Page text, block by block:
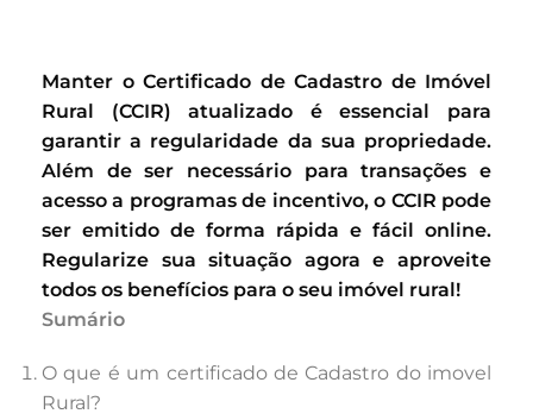
Manter o Certificado de Cadastro de Imóvel
Rural (CCIR) atualizado é essencial para
garantir a regularidade da sua propriedade.
Além de ser necessário para transações e
acesso a programas de incentivo, o CCIR pode
ser emitido de forma rápida e fácil online.
Regularize sua situação agora e aproveite
todos os benefícios para o seu imóvel rural!
Sumário
O que é um certificado de Cadastro do imovel
Rural?